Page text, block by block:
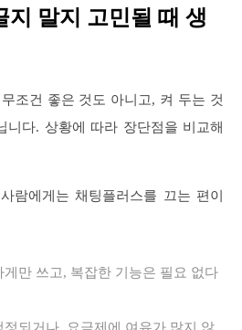
지 말지 고민될 때 생
조건 좋은 것도 아니고, 켜 두는 것
니다. 상황에 따라 장단점을 비교해
람에게는 채팅플러스를 끄는 편이
게만 쓰고, 복잡한 기능은 필요 없다